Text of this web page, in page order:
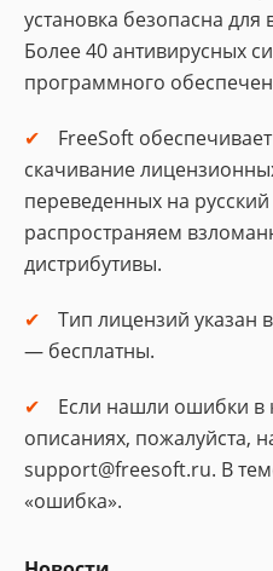
установка безопасна
Более 40 антивирусных
программного
FreeSoft
скачивание
переведенных на
распространяем
дистрибутивы.
Тип лицензий указан
— бесплатны.
Если нашли ошибки в
описаниях, пожалуйста,
support@freesoft.ru. В
«ошибка».